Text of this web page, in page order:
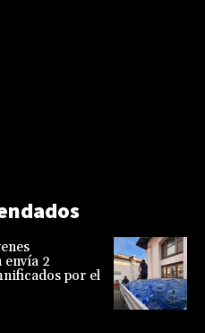
2
por el